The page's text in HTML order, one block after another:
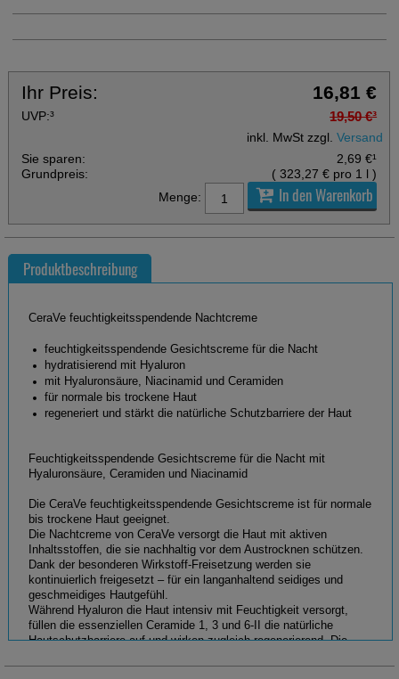
Ihr Preis: 16,81 €
UVP:³ 19,50 €³
inkl. MwSt zzgl.Versand
Sie sparen:
2,69 €¹
Grundpreis:
( 323,27 € pro 1 l)
Menge:
In den Warenkorb
Produktbeschreibung
CeraVe feuchtigkeitsspendende Nachtcreme
feuchtigkeitsspendende Gesichtscreme für die Nacht
hydratisierend mit Hyaluron
mit Hyaluronsäure, Niacinamid und Ceramiden
für normale bis trockene Haut
regeneriert und stärkt die natürliche Schutzbarriere der Haut
Feuchtigkeitsspendende Gesichtscreme für die Nacht mit
Hyaluronsäure, Ceramiden und Niacinamid
Die CeraVe feuchtigkeitsspendende Gesichtscreme ist für normale
bis trockene Haut geeignet.
Die Nachtcreme von CeraVe versorgt die Haut mit aktiven
Inhaltsstoffen, die sie nachhaltig vor dem Austrocknen schützen.
Dank der besonderen Wirkstoff-Freisetzung werden sie
kontinuierlich freigesetzt – für ein langanhaltend seidiges und
geschmeidiges Hautgefühl.
Während Hyaluron die Haut intensiv mit Feuchtigkeit versorgt,
füllen die essenziellen Ceramide 1, 3 und 6-II die natürliche
Hautschutzbarriere auf und wirken zugleich regenerierend. Die